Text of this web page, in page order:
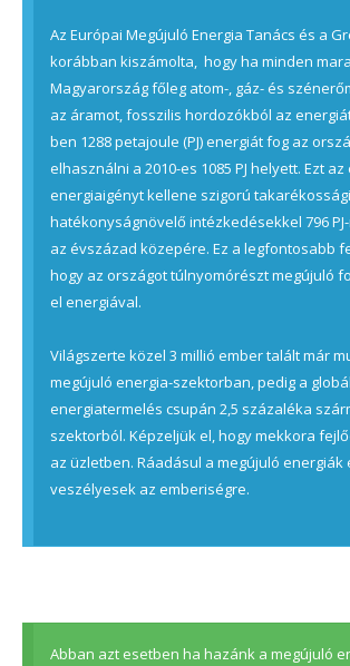
Az Európai Megújuló Energia Tanács és a
korábban kiszámolta, hogy ha minden
Magyarország főleg atom-, gáz- és
az áramot, fosszilis hordozókból az
ben 1288 petajoule (PJ) energiát fog az
elhasználni a 2010-es 1085 PJ helyett. Ezt az
energiaigényt kellene szigorú
hatékonyságnövelő intézkedésekkel 796
az évszázad közepére. Ez a legfontosabb
hogy az országot túlnyomórészt megújuló
el energiával.
Világszerte közel 3 millió ember talált már
megújuló energia-szektorban, pedig a
energiatermelés csupán 2,5 százaléka
szektorból. Képzeljük el, hogy mekkora
az üzletben. Ráadásul a megújuló energiák
veszélyesek az emberiségre.
Abban azt esetben ha hazánk a megújuló